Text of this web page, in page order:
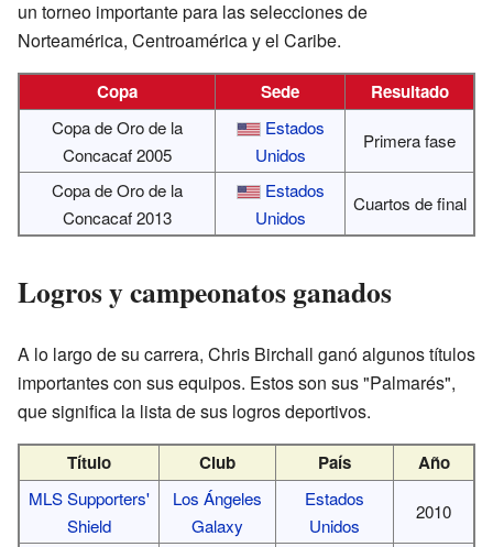
un torneo importante para las selecciones de
Norteamérica, Centroamérica y el Caribe.
Copa Sede Resultado
Copa de Oro de la
Concacaf 2005
Estados
Unidos
Primera fase
Copa de Oro de la
Concacaf 2013
Estados
Unidos
Cuartos de final
Logros y campeonatos ganados
A lo largo de su carrera, Chris Birchall ganó algunos títulos
importantes con sus equipos. Estos son sus "Palmarés",
que significa la lista de sus logros deportivos.
Título Club País Año
MLS Supporters'
Shield
Los Ángeles
Galaxy
Estados
Unidos
2010